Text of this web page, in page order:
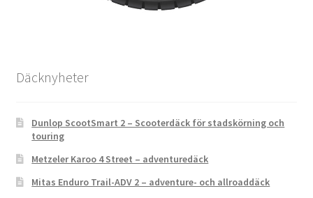
Däcknyheter
Dunlop ScootSmart 2 – Scooterdäck för stadskörning och
touring
Metzeler Karoo 4 Street – adventuredäck
Mitas Enduro Trail-ADV 2 – adventure- och allroaddäck